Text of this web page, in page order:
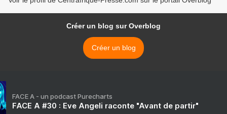
Créer un blog sur Overblog
Créer un blog
FACE A - un podcast Purecharts
FACE A #30 : Eve Angeli raconte "Avant de partir"